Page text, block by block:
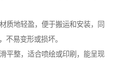
质地轻盈，便于搬运和安装，同
不易变形或损坏。
平整，适合喷绘或印刷，能呈现